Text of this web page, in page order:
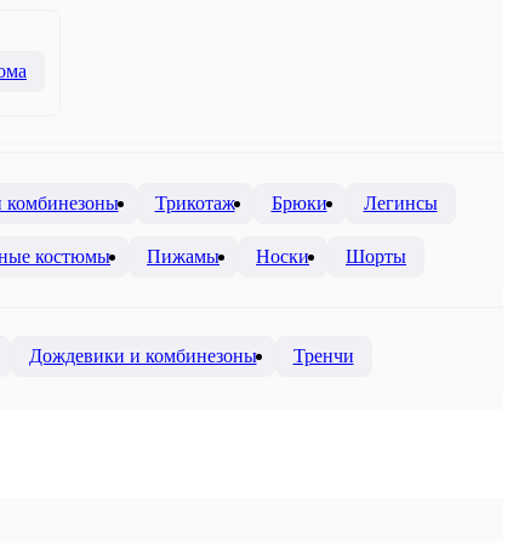
комбинезоны Трикотаж Брюки Легинсы
костюмы Пижамы Носки Шорты
Дождевики и комбинезоны Тренчи